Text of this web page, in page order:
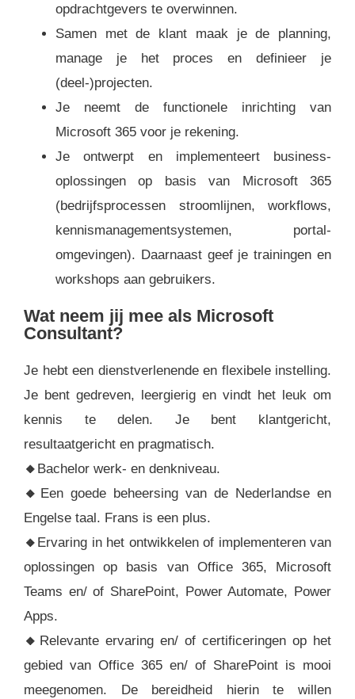
opdrachtgevers te overwinnen.
Samen met de klant maak je de planning,
manage je het proces en definieer je
(deel-)projecten.
Je neemt de functionele inrichting van
Microsoft 365 voor je rekening.
Je ontwerpt en implementeert business-
oplossingen op basis van Microsoft 365
(bedrijfsprocessen stroomlijnen, workflows,
kennismanagementsystemen, portal-
omgevingen). Daarnaast geef je trainingen en
workshops aan gebruikers.
Wat neem jij mee als Microsoft
Consultant?
Je hebt een dienstverlenende en flexibele instelling.
Je bent gedreven, leergierig en vindt het leuk om
kennis te delen. Je bent klantgericht,
resultaatgericht en pragmatisch.
🔸 Bachelor werk- en denkniveau.
🔸 Een goede beheersing van de Nederlandse en
Engelse taal. Frans is een plus.
🔸 Ervaring in het ontwikkelen of implementeren van
oplossingen op basis van Office 365, Microsoft
Teams en/ of SharePoint, Power Automate, Power
Apps.
🔸 Relevante ervaring en/ of certificeringen op het
gebied van Office 365 en/ of SharePoint is mooi
meegenomen. De bereidheid hierin te willen